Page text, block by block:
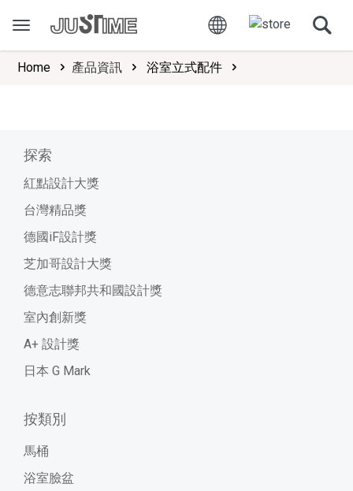
Home 產品資訊 浴室立式配件
探索
紅點設計大獎
台灣精品獎
德國iF設計獎
芝加哥設計大獎
德意志聯邦共和國設計獎
室內創新獎
A+ 設計獎
日本 G Mark
按類別
馬桶
浴室臉盆